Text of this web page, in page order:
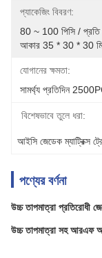
প্যাকেজিং বিবরণ:
80 ~ 100 পিসি / প্রতি
আকার 35 * 30 * 30
যোগানের ক্ষমতা:
সামর্থ্য প্রতিদিন
বিশেষভাবে তুলে ধরা:
আইসি জেডেক ম্যাট্রিক্স
পণ্যের বর্ণনা
উচ্চ তাপমাত্রা প্রতিরোধী
উচ্চ তাপমাত্রা সহ আরএফ